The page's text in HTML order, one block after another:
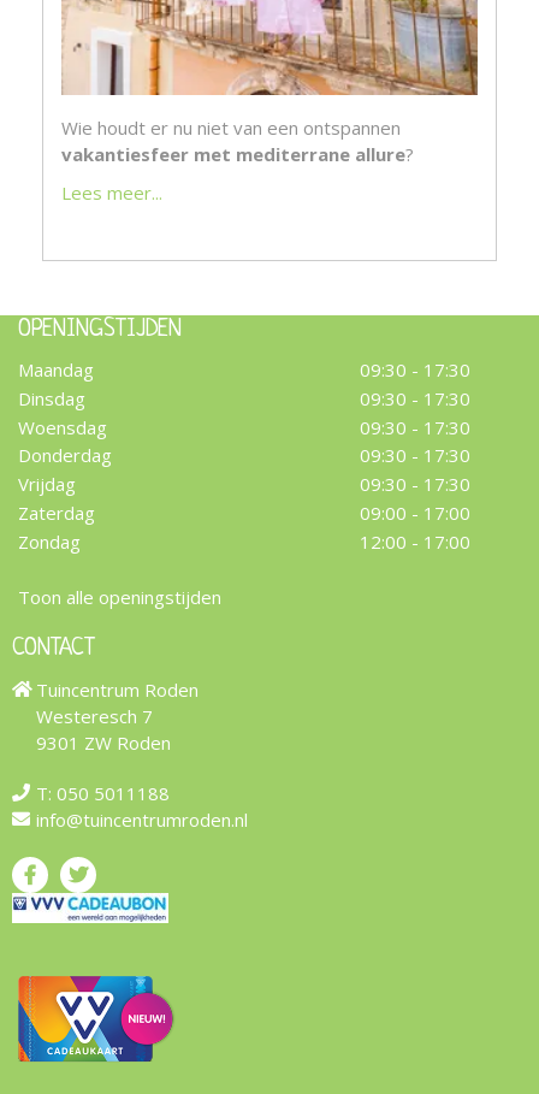
Wie houdt er nu niet van een ontspannen
vakantiesfeer met mediterrane allure?
Lees meer...
OPENINGSTIJDEN
Maandag
09:30 - 17:30
Dinsdag
09:30 - 17:30
Woensdag
09:30 - 17:30
Donderdag
09:30 - 17:30
Vrijdag
09:30 - 17:30
Zaterdag
09:00 - 17:00
Zondag
12:00 - 17:00
Toon alle openingstijden
CONTACT
Tuincentrum Roden
Westeresch 7
9301 ZW Roden
T: 050 5011188
info@tuincentrumroden.nl